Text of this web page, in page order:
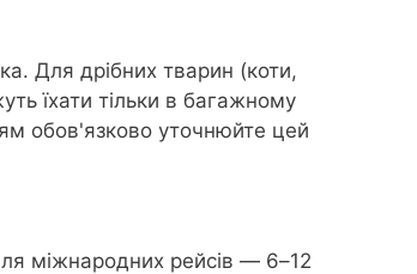
Для дрібних тварин (коти,
їхати тільки в багажному
обов'язково уточнюйте цей
міжнародних рейсів — 6–12